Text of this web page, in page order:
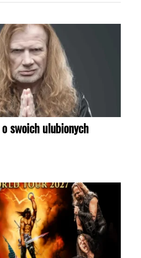
swoich ulubionych